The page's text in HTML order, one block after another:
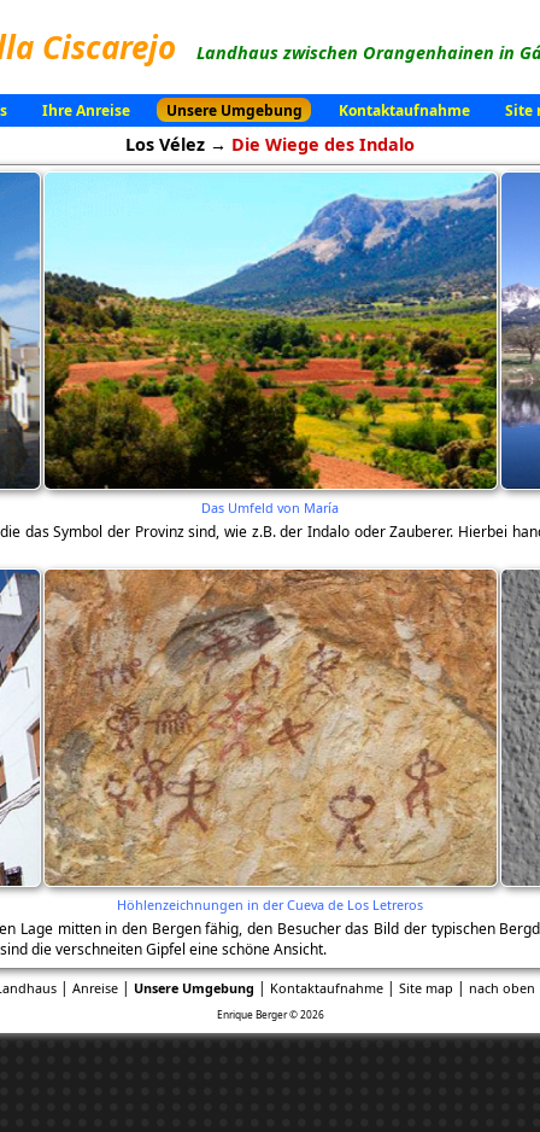
Ciscarejo Landhaus zwischen Orangenhainen in
Ihre Anreise Unsere Umgebung Kontaktaufnahme Site
Los Vélez → Die Wiege des Indalo
Das Umfeld von María
das Symbol der Provinz sind, wie z.B. der Indalo oder Zauberer. Hierbei
Höhlenzeichnungen in der Cueva de Los Letreros
Lage mitten in den Bergen fähig, den Besucher das Bild der typischen
die verschneiten Gipfel eine schöne Ansicht.
| Anreise| Unsere Umgebung | Kontaktaufnahme| Site map | nach oben
Enrique Berger © 2026